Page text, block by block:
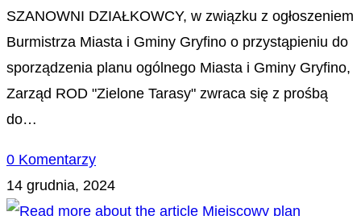
SZANOWNI DZIAŁKOWCY, w związku z ogłoszeniem
Burmistrza Miasta i Gminy Gryfino o przystąpieniu do
sporządzenia planu ogólnego Miasta i Gminy Gryfino,
Zarząd ROD "Zielone Tarasy" zwraca się z prośbą
do…
0 Komentarzy
14 grudnia, 2024